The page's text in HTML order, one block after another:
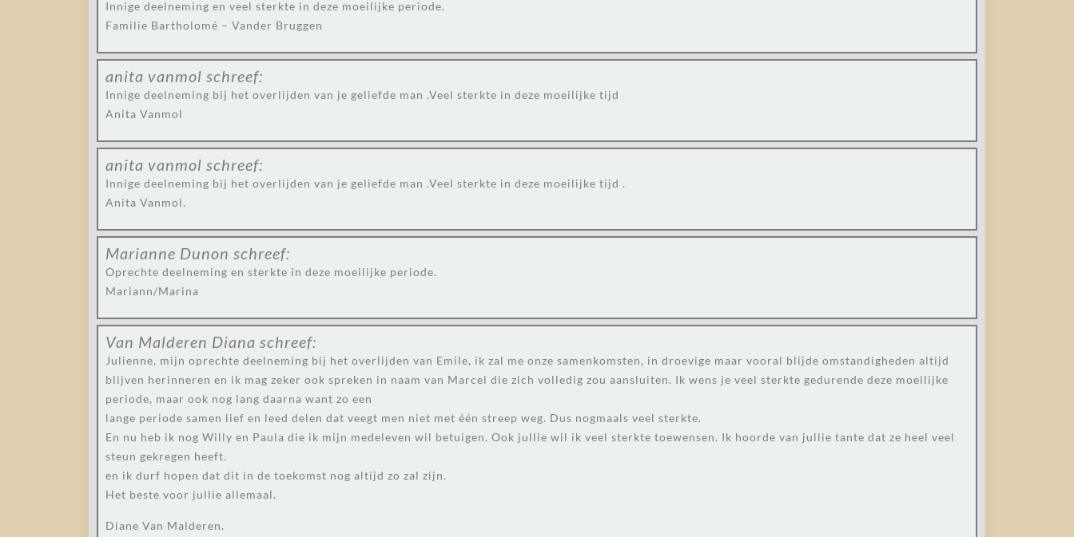
Innige deelneming en veel sterkte in deze moeilijke periode.
Familie Bartholomé – Vander Bruggen
anita vanmol schreef:
Innige deelneming bij het overlijden van je geliefde man .Veel sterkte in deze moeilijke tijd
Anita Vanmol
anita vanmol schreef:
Innige deelneming bij het overlijden van je geliefde man .Veel sterkte in deze moeilijke tijd .
Anita Vanmol.
Marianne Dunon schreef:
Oprechte deelneming en sterkte in deze moeilijke periode.
Mariann/Marina
Van Malderen Diana schreef:
Julienne, mijn oprechte deelneming bij het overlijden van Emile, ik zal me onze samenkomsten, in droevige maar vooral blijde omstandigheden altijd
blijven herinneren en ik mag zeker ook spreken in naam van Marcel die zich volledig zou aansluiten. Ik wens je veel sterkte gedurende deze moeilijke
periode, maar ook nog lang daarna want zo een
lange periode samen lief en leed delen dat veegt men niet met één streep weg. Dus nogmaals veel sterkte.
En nu heb ik nog Willy en Paula die ik mijn medeleven wil betuigen. Ook jullie wil ik veel sterkte toewensen. Ik hoorde van jullie tante dat ze heel veel
steun gekregen heeft.
en ik durf hopen dat dit in de toekomst nog altijd zo zal zijn.
Het beste voor jullie allemaal.
Diane Van Malderen.